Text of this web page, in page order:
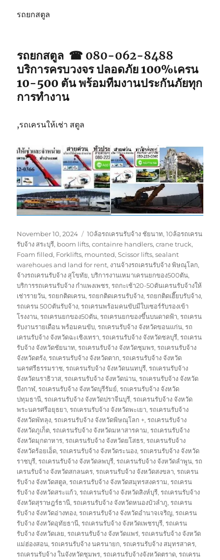
รถยกสตูล
รถยกสตูล ☎ 080-062-8488
บริการครบวงจร ปลอดภัย 100%เครน
10-500 ตัน พร้อมทีมงานประกันภัยทุก
การทำงาน
,รถเครนให้เช่า สตูล
Posted
on
November 10, 2024 Tags
10ล้อรถเครนรับจ้าง ชัยนาท,10ล้อรถเครน
รับจ้าง สระบุรี, boom lifts,containre handlers,crane truck,
Foam filled, Forklifts, mounted,Scissor lifts,sealant
warehoues and land for rent, งานจ้างรถเครนรับจ้าง พิษณุโลก,
จ้างรถเครนรับจ้าง สุโขทัย,บริการงานเหมาเครนยกของ500ตัน,
บริการรถเครนรับจ้าง กำแพงเพชร,รถกะเช้า20-50ตันเครนรับจ้างให้
เช่ารายวัน,รถยกติดเครน,รถยกติดเครนรับจ้าง,รถยกติดเฮี๊ยบรับจ้าง,
รถเครน 500ตันรับจ้าง,รถเครนพร้อมคนขับมีใบเซอร์รับรองเข้า
โรงงาน,รถเครนยกของ50ตัน,รถเครนยกของขึ้นบนดาดฟ้า,รถเครน
รับงานรายเดือน พร้อมคนขับ,รถเครนรับจ้าง จังหวัดขอนแก่น,รถ
เครนรับจ้าง จังหวัดฉะเชิงเทรา,รถเครนรับจ้าง จังหวัดชลบุรี,รถเครน
รับจ้าง จังหวัดชัยนาท,รถเครนรับจ้าง จังหวัดชุมพร,รถเครนรับจ้าง
จังหวัดตรัง,รถเครนรับจ้าง จังหวัดตาก,รถเครนรับจ้าง จังหวัด
นครศรีธรรมราช,รถเครนรับจ้าง จังหวัดนนทบุรี,รถเครนรับจ้าง
จังหวัดนราธิวาส,รถเครนรับจ้าง จังหวัดน่าน,รถเครนรับจ้าง จังหวัด
บึงกาฬ,รถเครนรับจ้าง จังหวัดบุรีรัมย์,รถเครนรับจ้าง จังหวัด
ปทุมธานี,รถเครนรับจ้าง จังหวัดปราจีนบุรี,รถเครนรับจ้าง จังหวัด
พระนครศรีอยุธยา,รถเครนรับจ้าง จังหวัดพะเยา,รถเครนรับจ้าง
จังหวัดพัทลุง,รถเครนรับจ้าง จังหวัดพิษณุโลก +,รถเครนรับจ้าง
จังหวัดภูเก็ต,รถเครนรับจ้าง จังหวัดมหาสารคาม,รถเครนรับจ้าง
จังหวัดมุกดาหาร,รถเครนรับจ้าง จังหวัดยโสธร,รถเครนรับจ้าง
จังหวัดร้อยเอ็ด,รถเครนรับจ้าง จังหวัดระนอง,รถเครนรับจ้าง จังหวัด
ราชบุรี,รถเครนรับจ้าง จังหวัดลพบุรี,รถเครนรับจ้าง จังหวัดลำพูน,รถ
เครนรับจ้าง จังหวัดสกลนคร,รถเครนรับจ้าง จังหวัดสงขลา,รถเครน
รับจ้าง จังหวัดสตูล,รถเครนรับจ้าง จังหวัดสมุทรสงคราม,รถเครน
รับจ้าง จังหวัดสระแก้ว,รถเครนรับจ้าง จังหวัดสิงห์บุรี,รถเครนรับจ้าง
จังหวัดสุราษฎร์ธานี,รถเครนรับจ้าง จังหวัดหนองบัวลำภู,รถเครน
รับจ้าง จังหวัดอ่างทอง,รถเครนรับจ้าง จังหวัดอำนาจเจริญ,รถเครน
รับจ้าง จังหวัดอุทัยธานี,รถเครนรับจ้าง จังหวัดเพชรบุรี,รถเครน
รับจ้าง จังหวัดเลย,รถเครนรับจ้าง จังหวัดแพร่,รถเครนรับจ้าง จังหวัด
แม่ฮ่องสอน,รถเครนรับจ้าง นครนายก,รถเครนรับจ้าง สมุทรสาคร,
รถเครนรับจ้าง ในจังหวัดชุมพร,รถเครนรับจ้างจังหวัดตราด,รถเครน